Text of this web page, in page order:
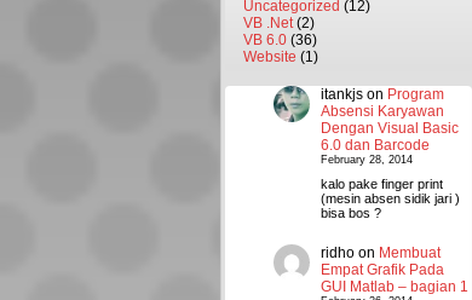
Uncategorized (12)
VB .Net(2)
VB 6.0 (36)
Website (1)
itankjs on Program
Absensi Karyawan
Dengan Visual Basic
6.0 dan Barcode
February 28, 2014
kalo pake finger print
(mesin absen sidik jari )
bisa bos ?
ridho on Membuat
Empat Grafik Pada
GUI Matlab – bagian 1